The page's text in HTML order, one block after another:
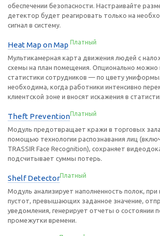
обеспечении безопасности. Настраивайте
детектор будет реагировать только на
сигнал в систему.
Heat Map on Map Платный
Мультикамерная карта движения людей с
схемы на план помещения. Опционально можно
статистики сотрудников — по цвету
необходима, когда работники интенсивно
клиентской зоне и вносят искажения в
Theft PreventionПлатный
Модуль предотвращает кражи в торговых
помощью технологии распознавания лиц
TRASSIR Face Recognition), сохраняет
подсчитывает суммы потерь.
Shelf DetectorПлатный
Модуль анализирует наполненность полок, при
пустот, превышающих заданное значение,
уведомления, генерирует отчеты о состоянии
промежутки времени.